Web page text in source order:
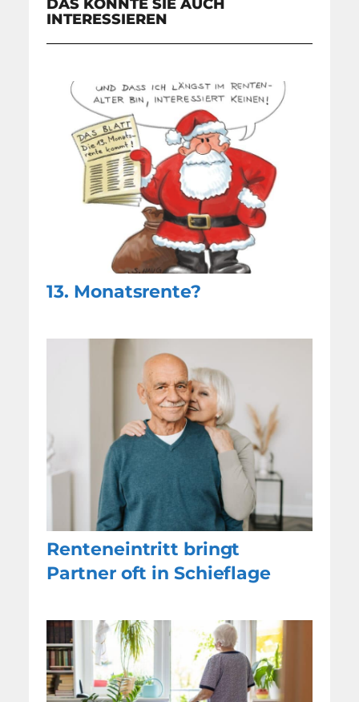
DAS KÖNNTE SIE AUCH
INTERESSIEREN
13. Monatsrente?
Renteneintritt bringt
Partner oft in Schieflage